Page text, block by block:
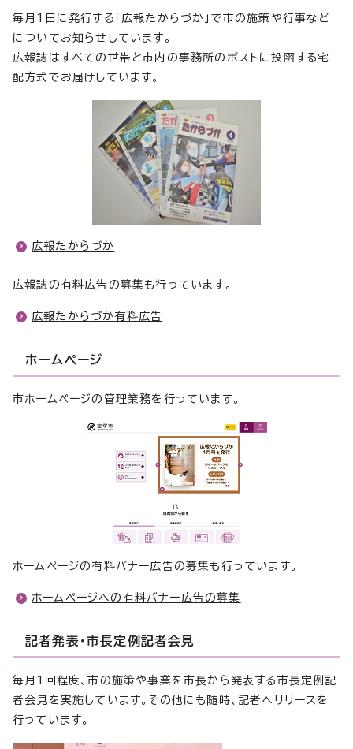
毎月1日に発行する「広報たからづか」で市の施策や行事など
についてお知らせしています。
広報誌はすべての世帯と市内の事務所のポストに投函する宅
配方式でお届けしています。
広報たからづか
広報誌の有料広告の募集も行っています。
広報たからづか有料広告
ホームページ
市ホームページの管理業務を行っています。
ホームページの有料バナー広告の募集も行っています。
ホームページへの有料バナー広告の募集
記者発表・市長定例記者会見
毎月1回程度、市の施策や事業を市長から発表する市長定例記
者会見を実施しています。その他にも随時、記者へリリースを
行っています。